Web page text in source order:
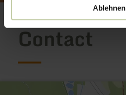
Ablehnen
Contact